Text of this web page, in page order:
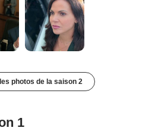
photos de la saison 2
1